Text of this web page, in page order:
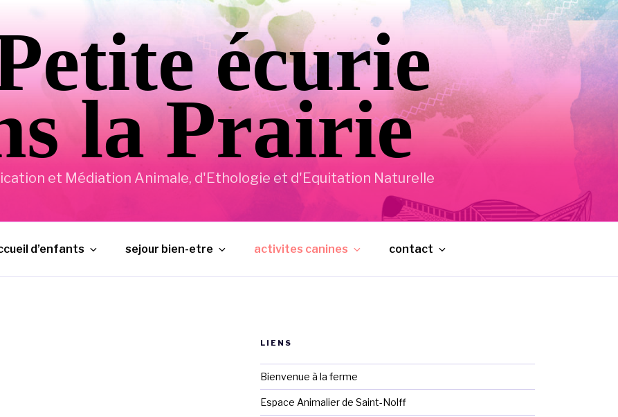
écurie
la Prairie
et Médiation Animale, d'Ethologie et d'Equitation Naturelle
d’enfants sejour bien-etre activites canines contact
LIENS
Bienvenue à la ferme
Espace Animalier de Saint-Nolff